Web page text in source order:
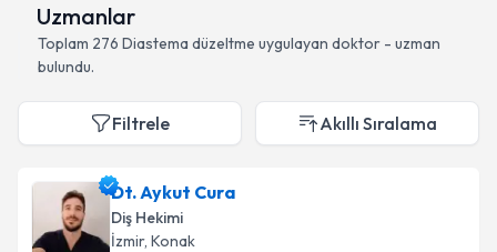
Uzmanlar
Toplam 276 Diastema düzeltme uygulayan doktor - uzman
bulundu.
Filtrele Akıllı Sıralama
Dt. Aykut Cura
Diş Hekimi
İzmir, Konak